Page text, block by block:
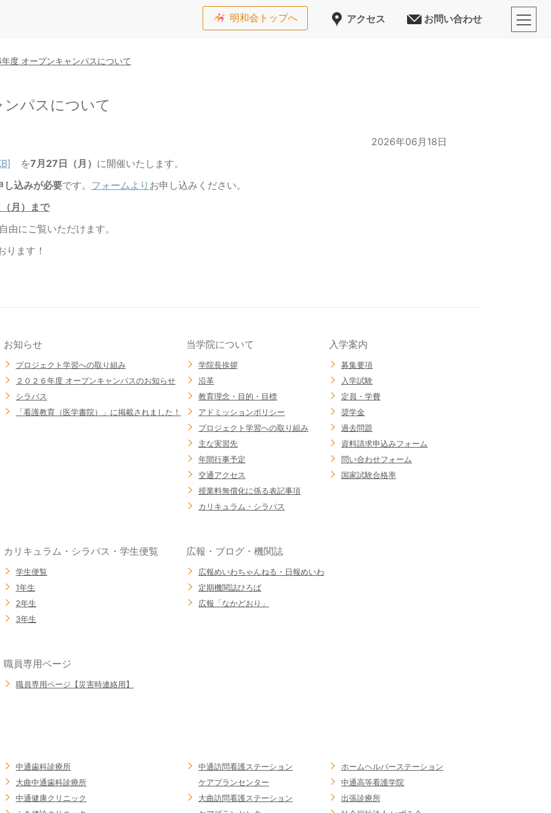
明和会トップへ アクセス お問い合わせ
度 オープンキャンパスについて
ンパスについて
2026年06月18日
を7月27日（月） に開催いたします。
し込みが必要です。 フォームより お申し込みください。
月）まで
にご覧いただけます。
ます！
お知らせ
プロジェクト学習への取り組み
２０２６年度 オープンキャンパスのお知らせ
シラバス
「看護教育（医学書院）」に掲載されました！
当学院について
学院長挨拶
沿革
教育理念・目的・目標
アドミッションポリシー
プロジェクト学習への取り組み
主な実習先
年間行事予定
交通アクセス
授業料無償化に係る表記事項
カリキュラム・シラバス
入学案内
募集要項
入学試験
定員・学費
奨学金
過去問題
資料請求申込みフォーム
問い合わせフォーム
国家試験合格率
カリキュラム・シラバス・学生便覧
学生便覧
1年生
2年生
3年生
広報・ブログ・機関誌
広報めいわちゃんねる・日報めいわ
定期機関誌ひろば
広報「なかどおり」
職員専用ページ
職員専用ページ【災害時連絡用】
中通歯科診療所
大曲中通歯科診療所
中通健康クリニック
中通訪問看護ステーション
ケアプランセンター
大曲訪問看護ステーション
ホームヘルパーステーション
中通高等看護学院
出張診療所